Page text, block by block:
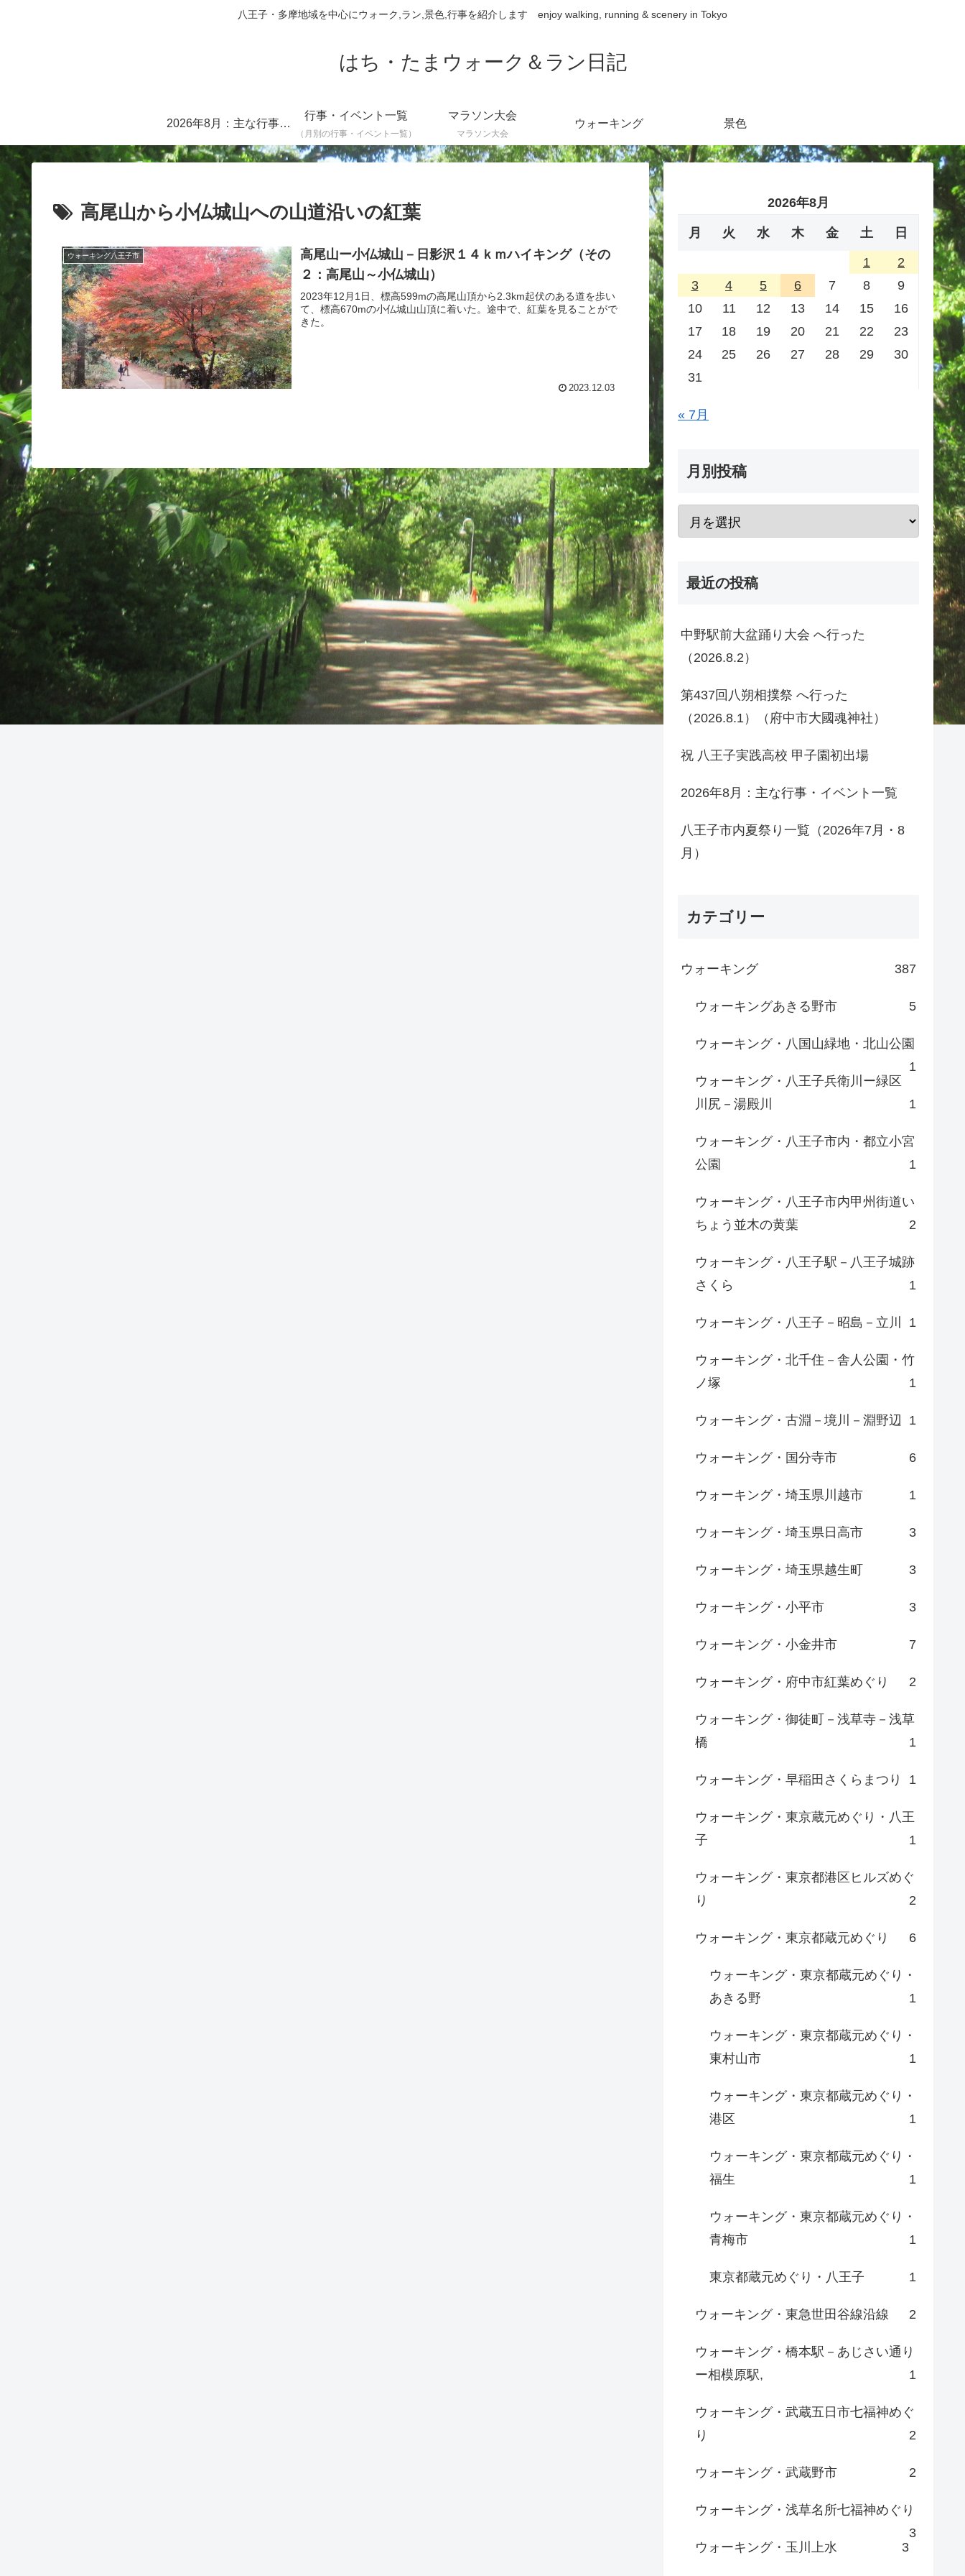
八王子・多摩地域を中心にウォーク,ラン,景色,行事を紹介します enjoy walking, running & scenery in Tokyo
はち・たまウォーク＆ラン日記
2026年8月：主な行事・イベント一覧
行事・イベント一覧
（月別の行事・イベント一覧）
マラソン大会
マラソン大会
ウォーキング 景色
高尾山から小仏城山への山道沿いの紅葉
ウォーキング八王子市
高尾山ー小仏城山－日影沢１４ｋｍハイキング（その
２：高尾山～小仏城山）
2023年12月1日、標高599mの高尾山頂から2.3km起伏のある道を歩い
て、標高670mの小仏城山山頂に着いた。途中で、紅葉を見ることがで
きた。
2023.12.03
2026年8月
月 火 水 木 金 土 日
1
2
3
4 5 6 7 8
9
10
11 12 13 14 15
16
17
18 19 20 21 22
23
24
25 26 27 28 29
30
31
« 7月
月別投稿
最近の投稿
中野駅前大盆踊り大会 へ行った
（2026.8.2）
第437回八朔相撲祭 へ行った
（2026.8.1）（府中市大國魂神社）
祝 八王子実践高校 甲子園初出場
2026年8月：主な行事・イベント一覧
八王子市内夏祭り一覧（2026年7月・8
月）
カテゴリー
ウォーキング 387
ウォーキングあきる野市 5
ウォーキング・八国山緑地・北山公園
1
ウォーキング・八王子兵衛川ー緑区
川尻－湯殿川
1
ウォーキング・八王子市内・都立小宮
公園
1
ウォーキング・八王子市内甲州街道い
ちょう並木の黄葉
2
ウォーキング・八王子駅－八王子城跡
さくら
1
ウォーキング・八王子－昭島－立川 1
ウォーキング・北千住－舎人公園・竹
ノ塚
1
ウォーキング・古淵－境川－淵野辺 1
ウォーキング・国分寺市 6
ウォーキング・埼玉県川越市 1
ウォーキング・埼玉県日高市 3
ウォーキング・埼玉県越生町 3
ウォーキング・小平市 3
ウォーキング・小金井市 7
ウォーキング・府中市紅葉めぐり 2
ウォーキング・御徒町－浅草寺－浅草
橋
1
ウォーキング・早稲田さくらまつり 1
ウォーキング・東京蔵元めぐり・八王
子
1
ウォーキング・東京都港区ヒルズめぐ
り
2
ウォーキング・東京都蔵元めぐり 6
ウォーキング・東京都蔵元めぐり・
あきる野
1
ウォーキング・東京都蔵元めぐり・
東村山市
1
ウォーキング・東京都蔵元めぐり・
港区
1
ウォーキング・東京都蔵元めぐり・
福生
1
ウォーキング・東京都蔵元めぐり・
青梅市
1
東京都蔵元めぐり・八王子 1
ウォーキング・東急世田谷線沿線 2
ウォーキング・橋本駅－あじさい通り
ー相模原駅,
1
ウォーキング・武蔵五日市七福神めぐ
り
2
ウォーキング・武蔵野市 2
ウォーキング・浅草名所七福神めぐり
3
ウォーキング・玉川上水
3